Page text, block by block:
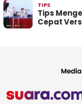
TIPS
Tips
Cepat